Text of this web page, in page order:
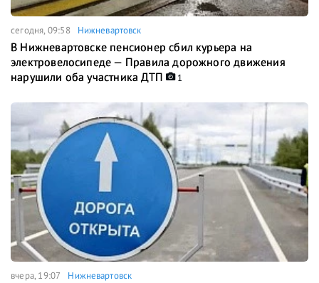
сегодня, 09:58 Нижневартовск
В Нижневартовске пенсионер сбил курьера на
электровелосипеде — Правила дорожного движения
нарушили оба участника ДТП
1
вчера, 19:07 Нижневартовск